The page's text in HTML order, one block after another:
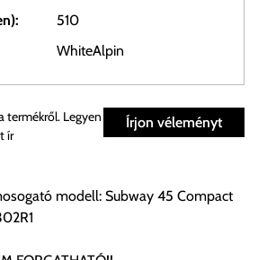
510
WhiteAlpin
a beérkezést követően
Cégcsoportunk Stúdiójában
Írjon véleményt
termékről. Legyen
ír
modell: Subway 45 Compact